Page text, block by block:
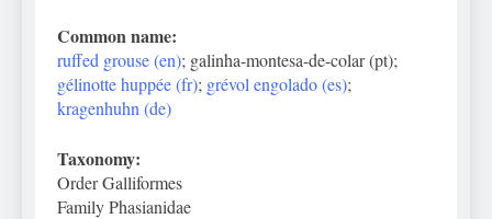
Common name:
ruffed grouse (en); galinha-montesa-de-colar (pt);
gélinotte huppée (fr); grévol engolado (es);
kragenhuhn (de)
Taxonomy:
Order Galliformes
Family Phasianidae